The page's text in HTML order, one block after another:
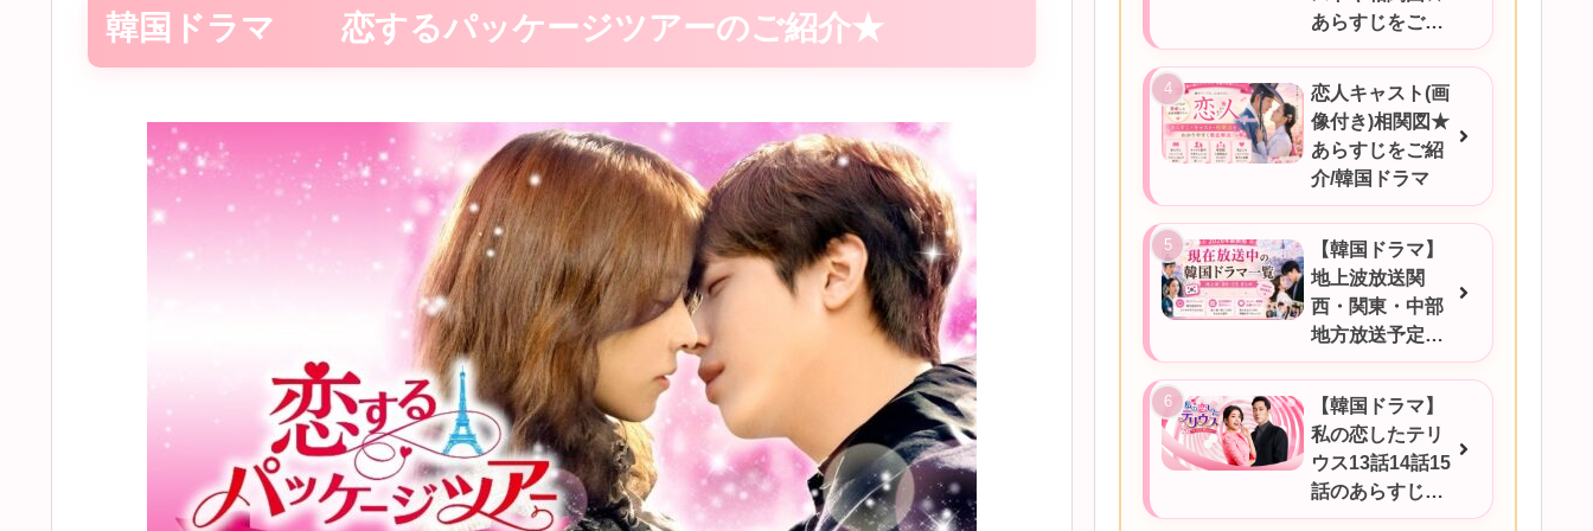
韓国ドラマ 恋するパッケージツアーのご紹介★
あらすじをご紹
介
恋人キャスト(画
像付き)相関図★
あらすじをご紹
介/韓国ドラマ
【韓国ドラマ】
地上波放送関
西・関東・中部
地方放送予定一
覧！2026年6月
17日更新
【韓国ドラマ】
私の恋したテリ
ウス13話14話15
話のあらすじを
ご紹介！